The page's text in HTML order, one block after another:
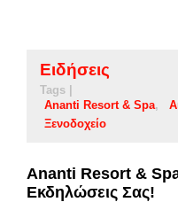
Ειδήσεις
Tags |
Ananti Resort & Spa
Ξενοδοχείο
Ananti Resort &
Εκδηλώσεις Σας!